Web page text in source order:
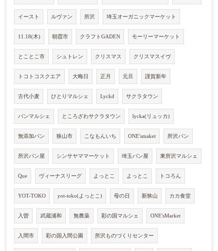
イースト ルヴァン 所沢 埼玉オーガニックマーケット
11.18(木) 朝霞市 クラフトGADEN モーリーマーケット
とことこ市 シュトレン クリスマス クリスマスイヴ
トコトコスクエア 大晦日 正月 元旦 謹賀新年
古代小麦 ひとりマルシェ Lyckd サクラタウン
パンマルシェ ところざわサクラタウン lycka(リュッカ)
無添加パン 狭山市 こなもんいち ONE'smaket 所沢パン
所沢パン屋 シンサヤママーケット 埼玉パン屋 東所沢マルシェ
Que ヴィーナスリーグ よっとこ よっとこ トコろん
YOT-TOKO yot-toko(よっとこ) 母の日 新狭山 カカ食堂
入曽 武蔵浦和 無農薬 彩の国マルシェ ONE'sMarket
入間市 彩の国入間公園 所沢ものづくりセンター